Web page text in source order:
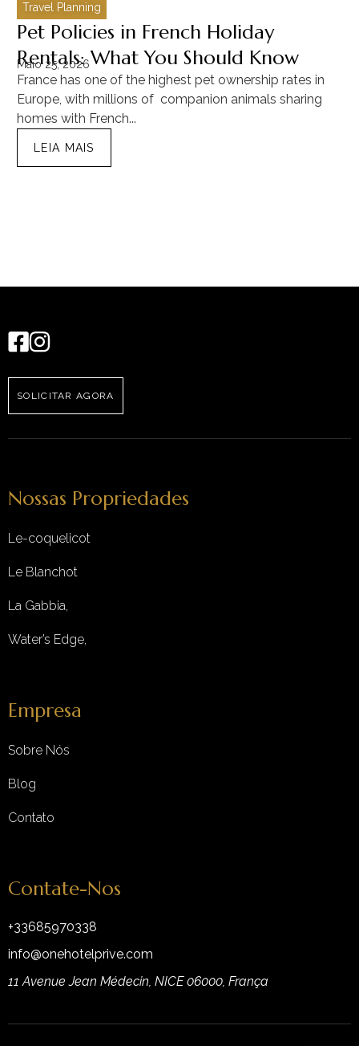
Travel Planning
Pet Policies in French Holiday
Rentals: What You Should Know
Maio 25, 2026
France has one of the highest pet ownership rates in
Europe, with millions of companion animals sharing
homes with French...
LEIA MAIS
SOLICITAR AGORA
Nossas Propriedades
Le-coquelicot
Le Blanchot
La Gabbia,
Water’s Edge,
Empresa
Sobre Nós
Blog
Contato
Contate-Nos
+33685970338
info@onehotelprive.com
11 Avenue Jean Médecin, NICE 06000, França